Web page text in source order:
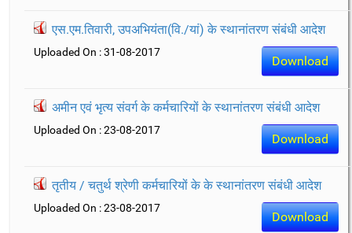
एस.एम.तिवारी, उपअभियंता(वि./यां) के स्थानांतरण संबंधी आदेश
Download
Uploaded On : 31-08-2017
अमीन एवं भृत्य संवर्ग के कर्मचारियों के स्थानांतरण संबंधी आदेश
Download
Uploaded On : 23-08-2017
तृतीय / चतुर्थ श्रेणी कर्मचारियों के के स्थानांतरण संबंधी आदेश
Download
Uploaded On : 23-08-2017